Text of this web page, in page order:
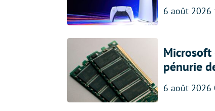
6 août 2026
Microsoft
pénurie
6 août 2026